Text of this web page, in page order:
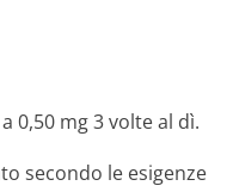
0,50 mg 3 volte al dì.
secondo le esigenze